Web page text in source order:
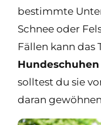
bestimmte
Schnee oder
Fällen kann das
Hundeschuhen
solltest du sie
daran